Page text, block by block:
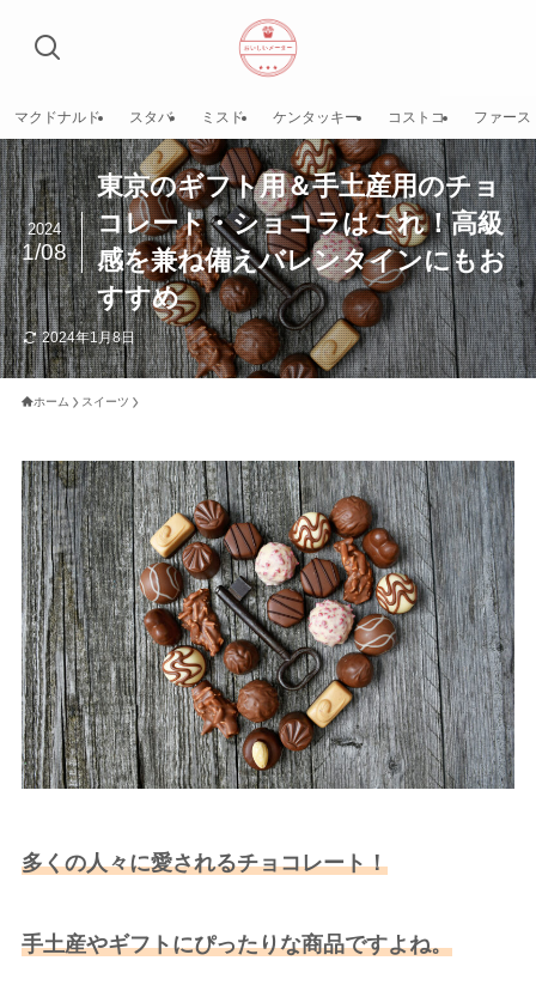
マクドナルド スタバ ミスド ケンタッキー コストコ ファース
東京のギフト用＆手土産用のチョ
コレート・ショコラはこれ！高級
感を兼ね備えバレンタインにもお
すすめ
2024
1/08
2024年1月8日
ホーム スイーツ
多くの人々に愛されるチョコレート！
手土産やギフトにぴったりな商品ですよね。